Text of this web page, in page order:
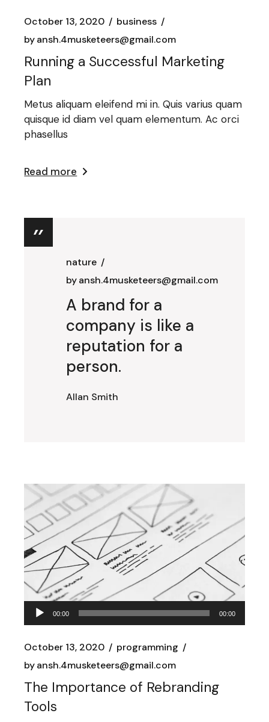
October 13, 2020
business
byansh.4musketeers@gmail.com
Running a Successful Marketing
Plan
Metus aliquam eleifend mi in. Quis varius quam
quisque id diam vel quam elementum. Ac orci
phasellus
Read more
nature
byansh.4musketeers@gmail.com
A brand for a
company is like a
reputation for a
person.
Allan Smith
Audio
Player
00:00 00:00
October 13, 2020
programming
byansh.4musketeers@gmail.com
The Importance of Rebranding
Tools